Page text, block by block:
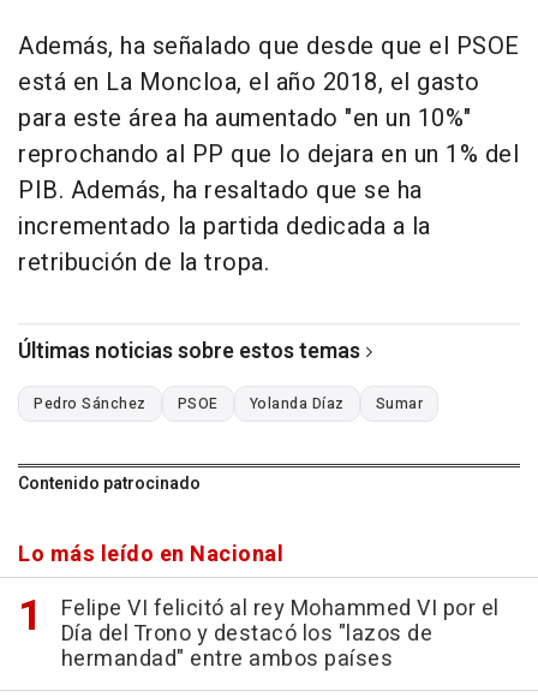
Además, ha señalado que desde que el PSOE
está en La Moncloa, el año 2018, el gasto
para este área ha aumentado "en un 10%"
reprochando al PP que lo dejara en un 1% del
PIB. Además, ha resaltado que se ha
incrementado la partida dedicada a la
retribución de la tropa.
Últimas noticias sobre estos temas
Pedro Sánchez PSOE Yolanda Díaz Sumar
Contenido patrocinado
Lo más leído en Nacional
Felipe VI felicitó al rey Mohammed VI por el
Día del Trono y destacó los "lazos de
hermandad" entre ambos países